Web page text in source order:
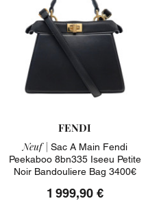
FENDI
Neuf | Sac A Main Fendi
Peekaboo 8bn335 Iseeu Petite
Noir Bandouliere Bag 3400€
1 999,90 €